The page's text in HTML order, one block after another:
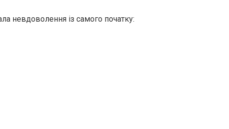
невдоволення із самого початку: